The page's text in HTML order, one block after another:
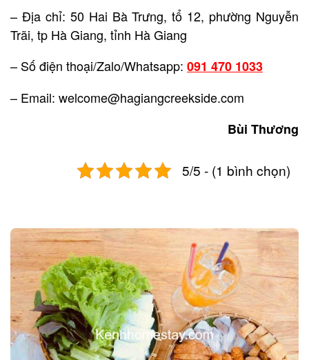
– Địa chỉ: 50 Hai Bà Trưng, tổ 12, phường Nguyễn
Trãi, tp Hà Giang, tỉnh Hà Giang
– Số điện thoại/Zalo/Whatsapp: 091 470 1033
– Email: welcome@hagiangcreekside.com
Bùi Thương
5/5 - (1 bình chọn)
Post
navigation